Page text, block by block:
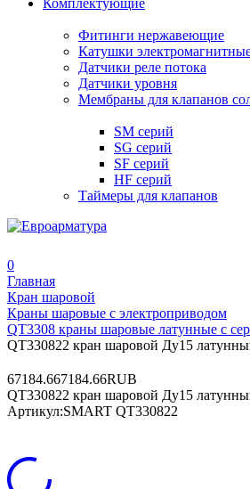
Комплектующие
Фитинги нержавеющие
Катушки
Датчики реле потока
Датчики уровня
Мембраны для клапанов
SM серий
SG серий
SF серий
HF серий
Таймеры для клапанов
0
Главная
Кран шаровой
Краны шаровые с электроприводом
QT3308 краны шаровые латунные с
QT330822 кран шаровой Ду15
67184.667184.66RUB
QT330822 кран шаровой Ду15
Артикул:SMART QT330822